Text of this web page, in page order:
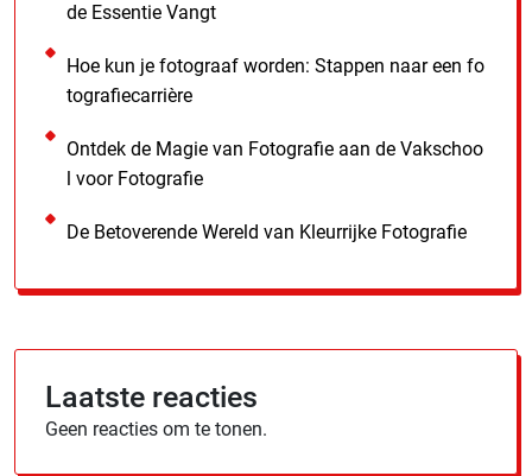
de Essentie Vangt
Hoe kun je fotograaf worden: Stappen naar een fo
tografiecarrière
Ontdek de Magie van Fotografie aan de Vakschoo
l voor Fotografie
De Betoverende Wereld van Kleurrijke Fotografie
Laatste reacties
Geen reacties om te tonen.